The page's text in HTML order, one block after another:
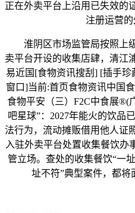
正在外卖平台上沿用已失效的
注册运营的
淮阴区市场监管局按照上
卖平台开设的收集店肆，清江
易近国[食物资讯搜刮] [插手
窗口]当前:首页食物资讯中国
食物平安（三）F2C中食展
吧星球”：2027年能火的饮品
法行为，流动摊贩借用他人证
入驻外卖平台处置收集餐饮办
管立场。查处的收集餐饮“一
址不符”典型案件，都将